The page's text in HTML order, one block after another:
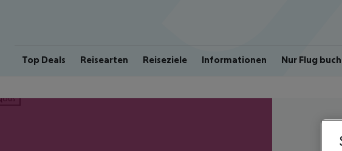
Top Deals Reisearten Reiseziele Informationen Nur Flug